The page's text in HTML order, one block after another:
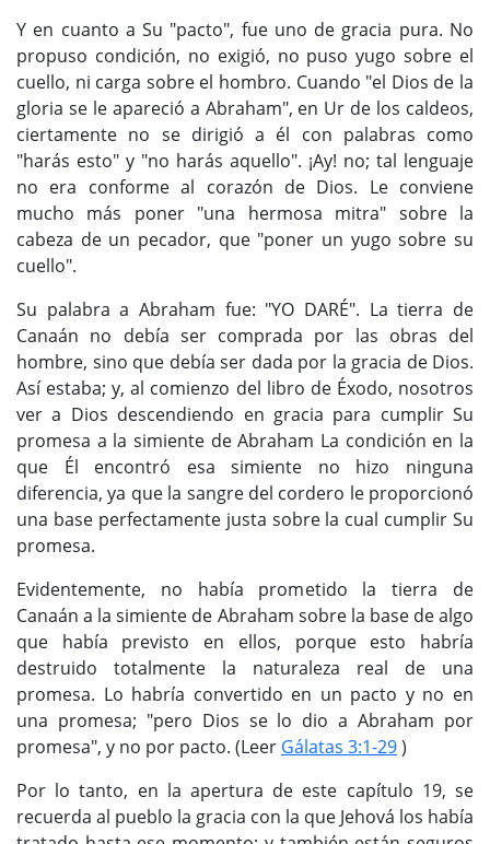
Y en cuanto a Su "pacto", fue uno de gracia pura. No
propuso condición, no exigió, no puso yugo sobre el
cuello, ni carga sobre el hombro. Cuando "el Dios de la
gloria se le apareció a Abraham", en Ur de los caldeos,
ciertamente no se dirigió a él con palabras como
"harás esto" y "no harás aquello". ¡Ay! no; tal lenguaje
no era conforme al corazón de Dios. Le conviene
mucho más poner "una hermosa mitra" sobre la
cabeza de un pecador, que "poner un yugo sobre su
cuello".
Su palabra a Abraham fue: "YO DARÉ". La tierra de
Canaán no debía ser comprada por las obras del
hombre, sino que debía ser dada por la gracia de Dios.
Así estaba; y, al comienzo del libro de Éxodo, nosotros
ver a Dios descendiendo en gracia para cumplir Su
promesa a la simiente de Abraham La condición en la
que Él encontró esa simiente no hizo ninguna
diferencia, ya que la sangre del cordero le proporcionó
una base perfectamente justa sobre la cual cumplir Su
promesa.
Evidentemente, no había prometido la tierra de
Canaán a la simiente de Abraham sobre la base de algo
que había previsto en ellos, porque esto habría
destruido totalmente la naturaleza real de una
promesa. Lo habría convertido en un pacto y no en
una promesa; "pero Dios se lo dio a Abraham por
promesa", y no por pacto. (Leer Gálatas 3:1-29)
Por lo tanto, en la apertura de este capítulo 19, se
recuerda al pueblo la gracia con la que Jehová los había